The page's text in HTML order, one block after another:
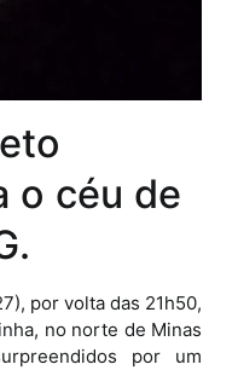
o céu de
por volta das 21h50,
no norte de Minas
por um